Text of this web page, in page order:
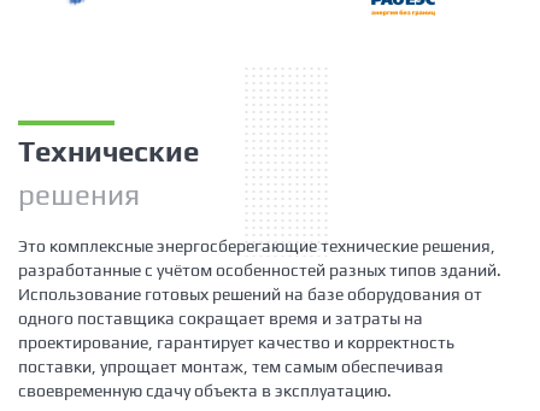
Технические
решения
Это комплексные энергосберегающие технические решения,
разработанные с учётом особенностей разных типов зданий.
Использование готовых решений на базе оборудования от
одного поставщика сокращает время и затраты на
проектирование, гарантирует качество и корректность
поставки, упрощает монтаж, тем самым обеспечивая
своевременную сдачу объекта в эксплуатацию.